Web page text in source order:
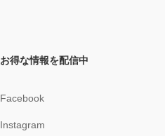
お得な情報を配信中
Facebook
Instagram